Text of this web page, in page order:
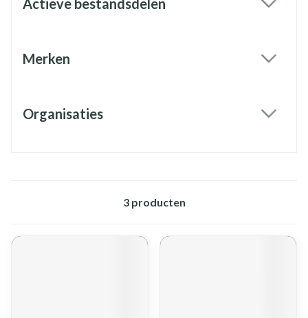
Actieve bestandsdelen
Merken
Organisaties
3producten